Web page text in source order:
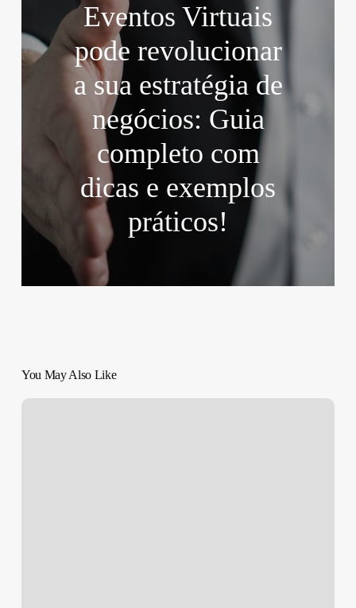
Eventos Virtuais
pode revolucionar
a sua estratégia de
negócios: Guia
completo com
dicas e exemplos
práticos!
You May Also Like